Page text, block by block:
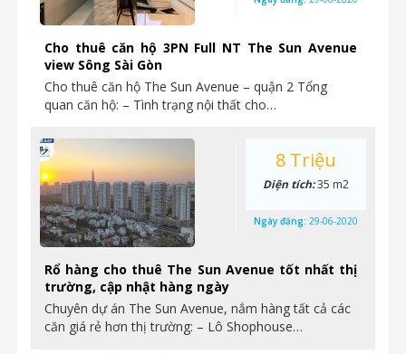
Cho thuê căn hộ 3PN Full NT The Sun Avenue
view Sông Sài Gòn
Cho thuê căn hộ The Sun Avenue – quận 2 Tổng
quan căn hộ: – Tình trạng nội thất cho…
Rổ hàng cho thuê The Sun Avenue tốt nhất thị
trường, cập nhật hàng ngày
Chuyên dự án The Sun Avenue, nắm hàng tất cả các
căn giá rẻ hơn thị trường: – Lô Shophouse…
8 Triệu
Diện tích:35 m2
Ngày đăng: 29-06-2020